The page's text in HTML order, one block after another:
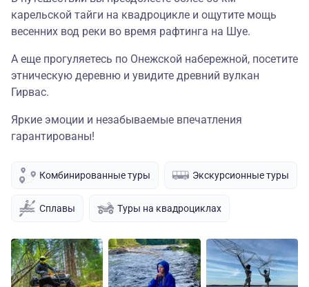
карельской тайги на квадроцикле и ощутите мощь
весенних вод реки во время рафтинга на Шуе.
А еще прогуляетесь по Онежской набережной, посетите
этническую деревню и увидите древний вулкан
Гирвас.
Яркие эмоции и незабываемые впечатления
гарантированы!
Комбинированные туры Экскурсионные туры
Сплавы Туры на квадроциклах